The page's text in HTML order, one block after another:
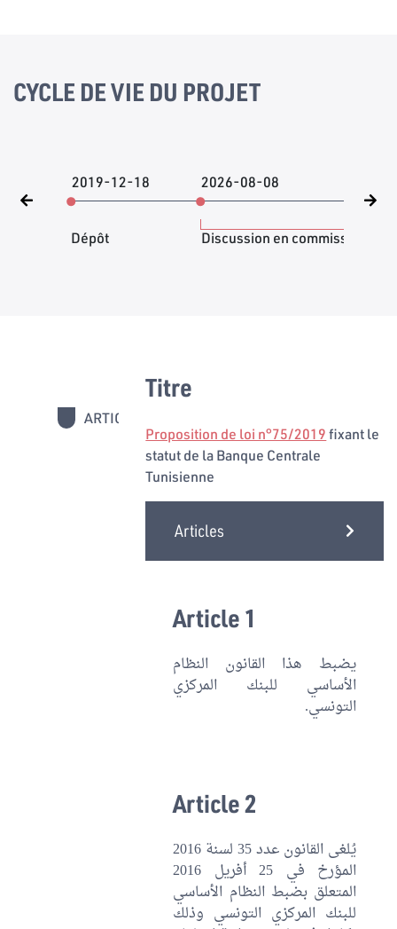
CYCLE DE VIE DU PROJET
2019-12-18
Dépôt
2026-08-08
Discussion en commission
ARTICLES
Titre
Proposition de loi n°75/2019fixant le
statut de la Banque Centrale
Tunisienne
Articles
Article 1
يضبط هذا القانون النظام
الأساسي للبنك المركزي
التونسي.
Article 2
يُلغى القانون عدد 35 لسنة 2016
المؤرخ في 25 أفريل 2016
المتعلق بضبط النظام الأساسي
للبنك المركزي التونسي وذلك